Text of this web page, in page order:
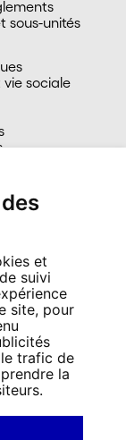
et
suivi
site, pour
trafic de
la
sous-unités
sociale